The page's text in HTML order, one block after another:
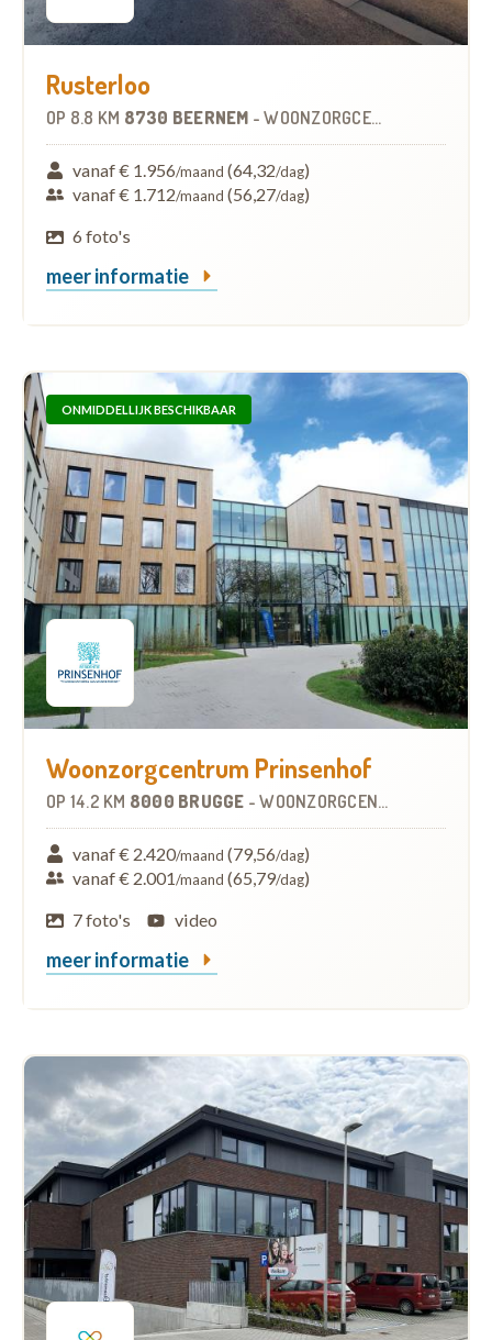
Rusterloo
OP 8.8 KM 8730 BEERNEM -WOONZORGCENTRUM (WZC)
vanaf € 1.956/maand (64,32/dag)
vanaf € 1.712/maand (56,27/dag)
6 foto's
meer informatie
ONMIDDELLIJK BESCHIKBAAR
Woonzorgcentrum Prinsenhof
OP 14.2 KM 8000 BRUGGE -WOONZORGCENTRUM (WZC)
vanaf € 2.420/maand (79,56/dag)
vanaf € 2.001/maand (65,79/dag)
7 foto's
video
meer informatie